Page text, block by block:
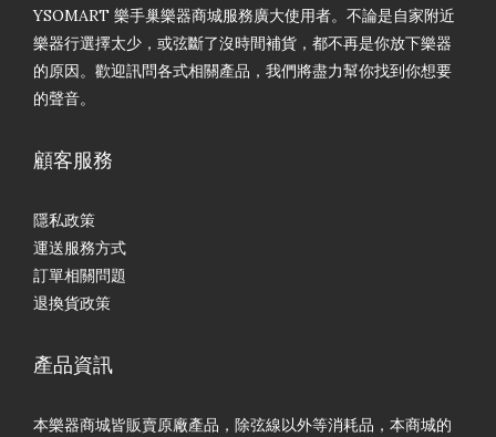
YSOMART 樂手巢樂器商城服務廣大使用者。不論是自家附近
樂器行選擇太少，或弦斷了沒時間補貨，都不再是你放下樂器
的原因。歡迎訊問各式相關產品，我們將盡力幫你找到你想要
的聲音。
顧客服務
隱私政策
運送服務方式
訂單相關問題
退換貨政策
產品資訊
本樂器商城皆販賣原廠產品，除弦線以外等消耗品，本商城的